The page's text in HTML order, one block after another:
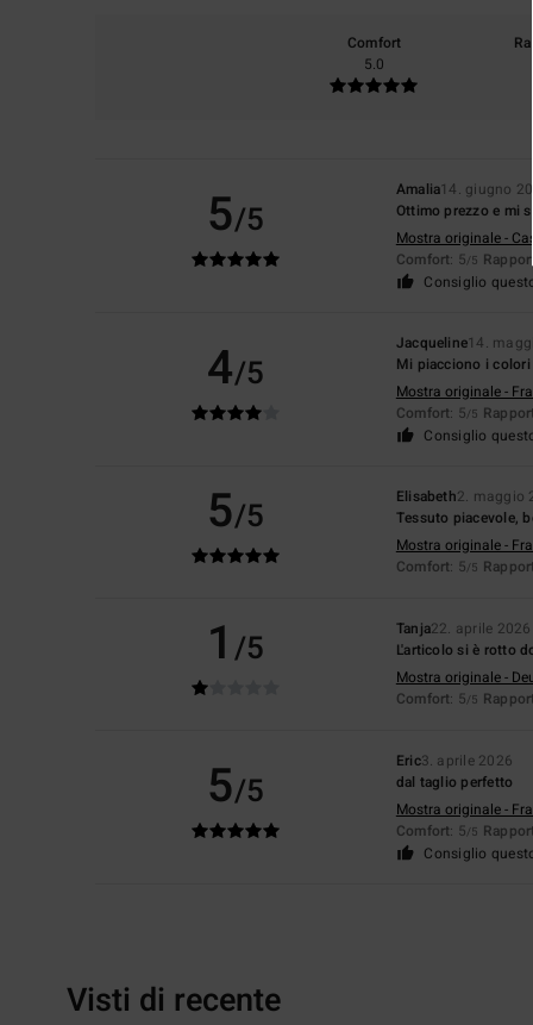
Comfort
5.0
5/5
Amalia14. giugno
Ottimo prezzo e mi
Mostra originale -
Comfort: 5/5
Consiglio
4/5
Jacqueline14.
Mi piacciono i
Mostra originale -
Comfort: 5/5
Consiglio
5/5 Elisabeth2. maggio
Tessuto piacevole,
Mostra originale -
Comfort: 5/5
1 /5 Tanja22. aprile 2026
L'articolo si è rotto
Mostra originale -
Comfort: 5/5
5/5
Eric3. aprile 2026
dal taglio perfetto
Mostra originale -
Comfort: 5/5
Consiglio
Visti di recente